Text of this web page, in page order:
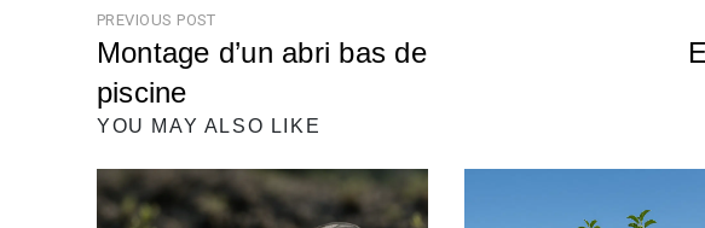
Navigation
de
l’article
PREVIOUS POST
Montage d’un abri bas de
piscine
Previous
YOU MAY ALSO LIKE